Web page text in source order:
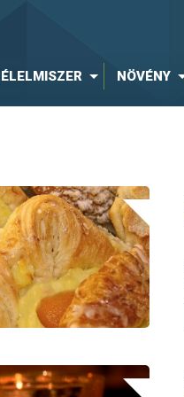
ÉLELMISZER NÖVÉNY